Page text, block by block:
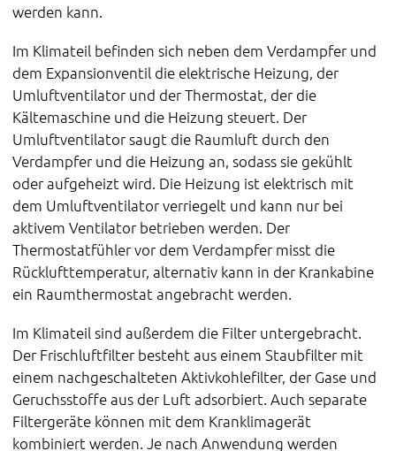
werden kann.
Im Klimateil befinden sich neben dem Verdampfer und
dem Expansionventil die elektrische Heizung, der
Umluftventilator und der Thermostat, der die
Kältemaschine und die Heizung steuert. Der
Umluftventilator saugt die Raumluft durch den
Verdampfer und die Heizung an, sodass sie gekühlt
oder aufgeheizt wird. Die Heizung ist elektrisch mit
dem Umluftventilator verriegelt und kann nur bei
aktivem Ventilator betrieben werden. Der
Thermostatfühler vor dem Verdampfer misst die
Rücklufttemperatur, alternativ kann in der Krankabine
ein Raumthermostat angebracht werden.
Im Klimateil sind außerdem die Filter untergebracht.
Der Frischluftfilter besteht aus einem Staubfilter mit
einem nachgeschalteten Aktivkohlefilter, der Gase und
Geruchsstoffe aus der Luft adsorbiert. Auch separate
Filtergeräte können mit dem Kranklimagerät
kombiniert werden. Je nach Anwendung werden